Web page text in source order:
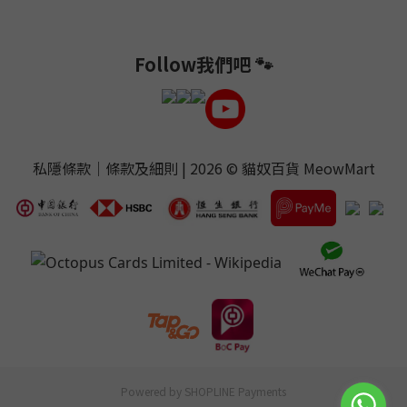
Follow我們吧 🐾
私隱條款｜ 條款及細則 | 2026 © 貓奴百貨 MeowMart
Powered by SHOPLINE Payments